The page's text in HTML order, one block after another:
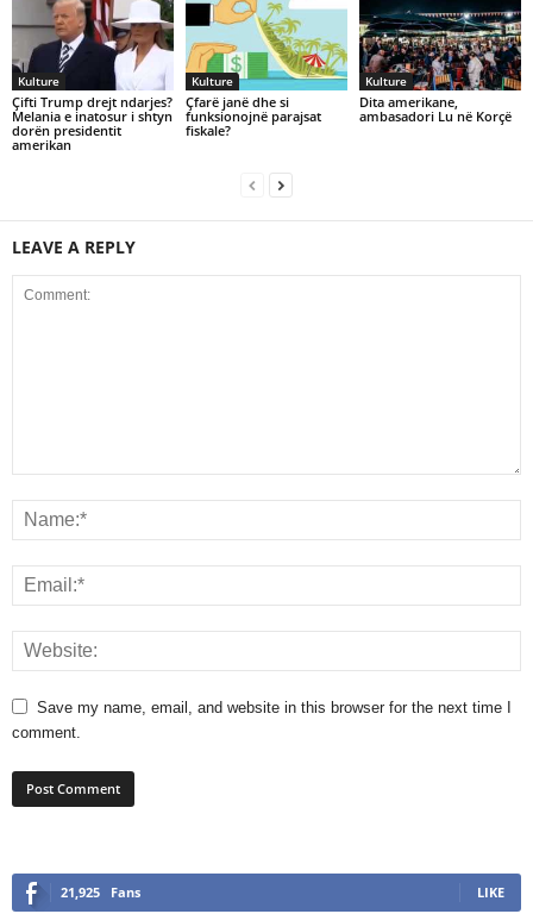
Kulture
Çifti Trump drejt ndarjes?
Melania e inatosur i shtyn
dorën presidentit
amerikan
Kulture
Çfarë janë dhe si
funksionojnë parajsat
fiskale?
Kulture
Dita amerikane,
ambasadori Lu në Korçë
LEAVE A REPLY
Save my name, email, and website in this browser for the next time I
comment.
21,925 Fans LIKE